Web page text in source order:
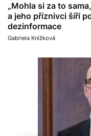
„Mohla si za to
a jeho příznivci šíří
dezinformace
Gabriela Knížková